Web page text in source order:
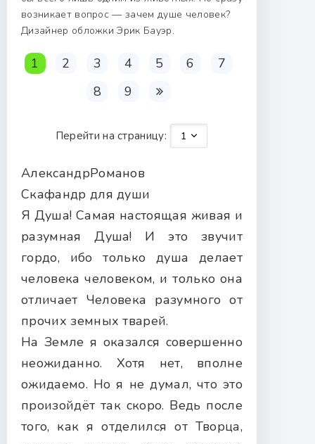
возникает вопрос — зачем душе человек?
Дизайнер обложки Эрик Бауэр.
1 2 3 4 5 6
7
8
9
Перейти на страницу:
АлександрРоманов
Скафандр для души
Я Душа! Самая настоящая живая и
разумная Душа! И это звучит
гордо, ибо только душа делает
человека человеком, и только она
отличает Человека разумного от
прочих земных тварей.
На Земле я оказался совершенно
неожиданно. Хотя нет, вполне
ожидаемо. Но я не думал, что это
произойдёт так скоро. Ведь после
того, как я отделился от Творца,